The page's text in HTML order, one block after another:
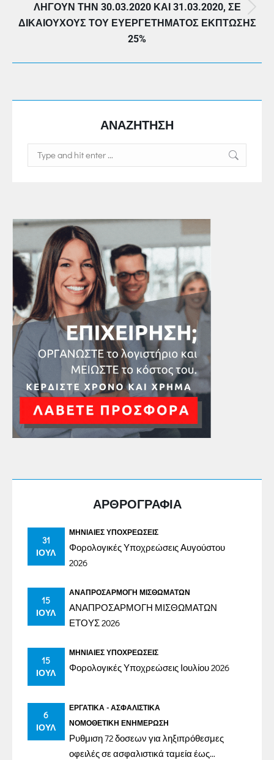
Next
post:
ΛΉΓΟΥΝ ΤΗΝ 30.03.2020 ΚΑΙ 31.03.2020, ΣΕ
ΔΙΚΑΙΟΎΧΟΥΣ ΤΟΥ ΕΥΕΡΓΕΤΉΜΑΤΟΣ ΈΚΠΤΩΣΗΣ
25%
ΑΝΑΖΗΤΗΣΗ
Search:
ΑΡΘΡΟΓΡΑΦΙΑ
31
ΙΟΎΛ
ΜΗΝΙΑΊΕΣ ΥΠΟΧΡΕΏΣΕΙΣ
Φορολογικές Υποχρεώσεις Αυγούστου
2026
15
ΙΟΎΛ
ΑΝΑΠΡΟΣΑΡΜΟΓΉ ΜΙΣΘΩΜΆΤΩΝ
ΑΝΑΠΡΟΣΑΡΜΟΓΗ ΜΙΣΘΩΜΑΤΩΝ
ΕΤΟΥΣ 2026
15
ΙΟΎΛ
ΜΗΝΙΑΊΕΣ ΥΠΟΧΡΕΏΣΕΙΣ
Φορολογικές Υποχρεώσεις Ιουλίου 2026
6
ΙΟΎΛ
ΕΡΓΑΤΙΚΆ - ΑΣΦΑΛΙΣΤΙΚΆ
ΝΟΜΟΘΕΤΙΚΉ ΕΝΗΜΈΡΩΣΗ
Ρυθμιση 72 δοσεων για ληξιπρόθεσμες
οφειλές σε ασφαλιστικά ταμεία έως